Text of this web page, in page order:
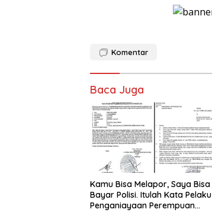
Komentar
Baca Juga
Kamu Bisa Melapor, Saya Bisa
Bayar Polisi. Itulah Kata Pelaku
Penganiayaan Perempuan